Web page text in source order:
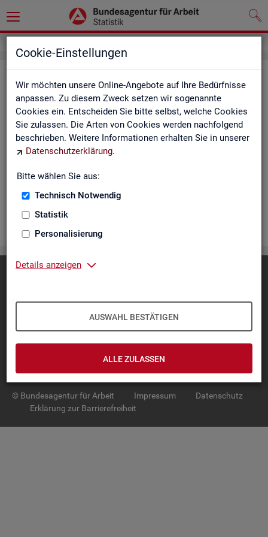
Cookie-Einstellungen
Wir möchten unsere Online-Angebote auf Ihre Bedürfnisse
anpassen. Zu diesem Zweck setzen wir sogenannte
Cookies ein. Entscheiden Sie bitte selbst, welche Cookies
Sie zulassen. Die Arten von Cookies werden nachfolgend
beschrieben. Weitere Informationen erhalten Sie in unserer
Datenschutzerklärung.
Bitte wählen Sie aus:
Technisch Notwendig
Statistik
Personalisierung
Details anzeigen
AUSWAHL BESTÄTIGEN
ALLE ZULASSEN
Ar­beits­lo­se und Ar­beits­lo­sen­quo­
ten - Deutsch­land, Län­der, Krei­se
und Ge­mein­den (Zeit­rei­he Mo­nats-
und Jah­res­zah­len)
nen über Ar­beits­lo­se nach Alter, Ge­schlecht, Staats­an­ge­hö­
rig­keit, Schwer­be­hin­de­rung und wei­te­re Merk­ma­le sowie Ar­
beits­lo­sen­quo­ten.
Diese Seite empfehlen
IN­TER­AK­TI­VE STA­TIS­TI­KEN
GRUND­LA­GEN
© Bundesagentur für Arbeit Impressum
Datenschutz
Erklärung zur Barrierefreiheit